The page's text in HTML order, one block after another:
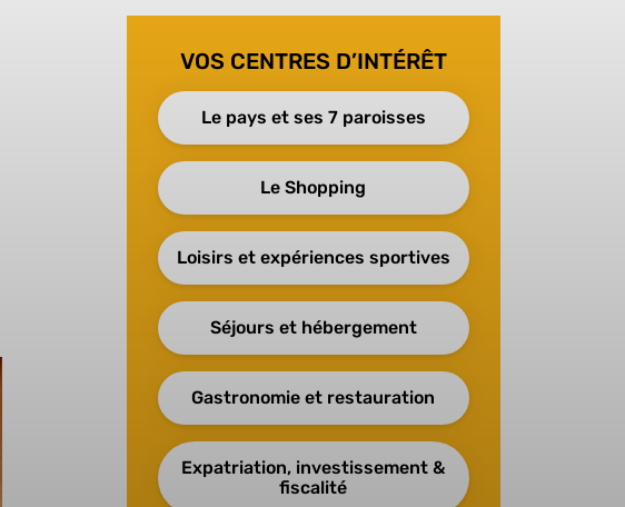
VOS CENTRES D’INTÉRÊT
Le pays et ses 7 paroisses
Le Shopping
Loisirs et expériences sportives
Séjours et hébergement
Gastronomie et restauration
Expatriation, investissement &
fiscalité